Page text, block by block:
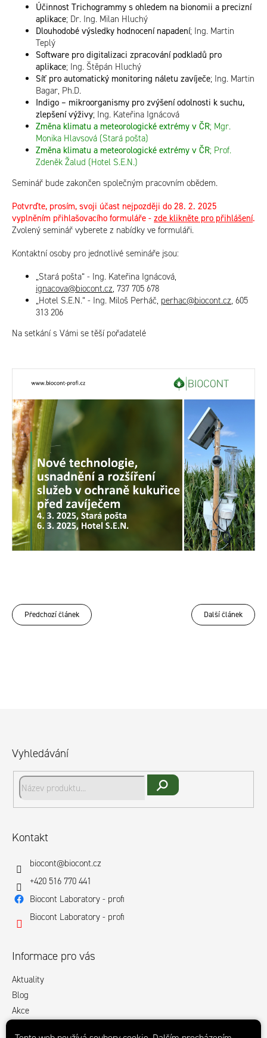
Účinnost Trichogrammy s ohledem na bionomii a precizní
aplikace; Dr. Ing. Milan Hluchý
Dlouhodobé výsledky hodnocení napadení; Ing. Martin
Teplý
Software pro digitalizaci zpracování podkladů pro
aplikace; Ing. Štěpán Hluchý
Síť pro automatický monitoring náletu zavíječe; Ing. Martin
Bagar, Ph.D.
Indigo – mikroorganismy pro zvýšení odolnosti k suchu,
zlepšení výživy; Ing. Kateřina Ignácová
Změna klimatu a meteorologické extrémy v ČR; Mgr.
Monika Hlavsová (Stará pošta)
Změna klimatu a meteorologické extrémy v ČR; Prof.
Zdeněk Žalud (Hotel S.E.N.)
Seminář bude zakončen společným pracovním obědem.
Potvrďte, prosím, svoji účast nejpozději do 28. 2. 2025
vyplněním přihlašovacího formuláře - zde klikněte pro přihlášení.
Zvolený seminář vyberete z nabídky ve formuláři.
Kontaktní osoby pro jednotlivé semináře jsou:
„Stará pošta“ - Ing. Kateřina Ignácová,
ignacova@biocont.cz, 737 705 678
„Hotel S.E.N.“ - Ing. Miloš Perháč, perhac@biocont.cz, 605
313 206
Na setkání s Vámi se těší pořadatelé
Předchozí článek Další článek
Vyhledávání
Kontakt
biocont@biocont.cz
+420 516 770 441
Biocont Laboratory - profi
Biocont Laboratory - profi
Informace pro vás
Aktuality
Blog
Akce